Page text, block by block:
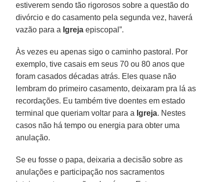
estiverem sendo tão rigorosos sobre a questão do
divórcio e do casamento pela segunda vez, haverá
vazão para a Igreja episcopal”.
Às vezes eu apenas sigo o caminho pastoral. Por
exemplo, tive casais em seus 70 ou 80 anos que
foram casados décadas atrás. Eles quase não
lembram do primeiro casamento, deixaram pra lá as
recordações. Eu também tive doentes em estado
terminal que queriam voltar para a Igreja. Nestes
casos não há tempo ou energia para obter uma
anulação.
Se eu fosse o papa, deixaria a decisão sobre as
anulações e participação nos sacramentos